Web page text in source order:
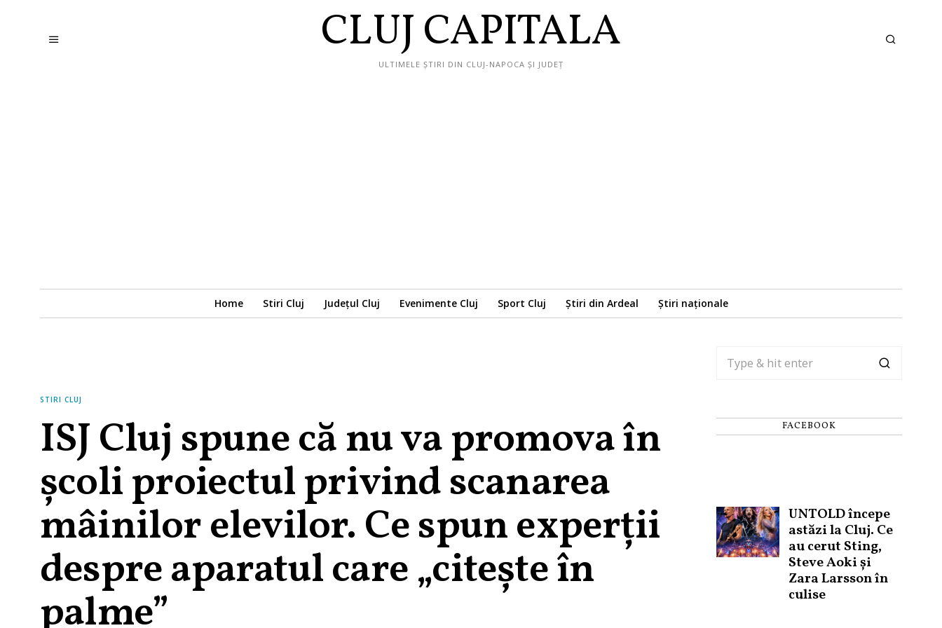
CLUJ CAPITALA
ULTIMELE ȘTIRI DIN CLUJ-NAPOCA ȘI JUDEȚ
Home Stiri Cluj Județul Cluj Evenimente Cluj Sport Cluj Știri din Ardeal Știri naționale
STIRI CLUJ
ISJ Cluj spune că nu va promova în
școli proiectul privind scanarea
mâinilor elevilor. Ce spun experții
despre aparatul care „citește în
palme”
FACEBOOK
UNTOLD începe
astăzi la Cluj. Ce
au cerut Sting,
Steve Aoki și
Zara Larsson în
culise